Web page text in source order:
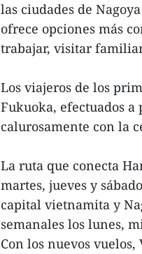
las ciudades de
ofrece opciones más
trabajar, visitar
Los viajeros de los
Fukuoka, efectuados
calurosamente con la
La ruta que conecta
martes, jueves y
capital vietnamita y
semanales los lunes,
Con los nuevos